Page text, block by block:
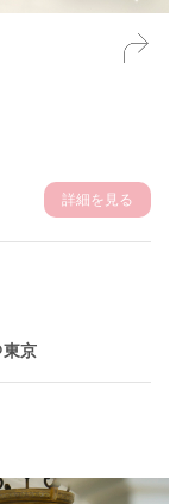
詳細を見る
東京